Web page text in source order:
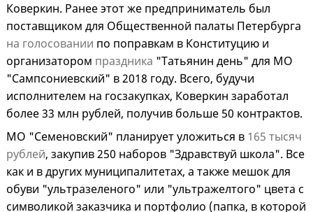
Коверкин. Ранее этот же предприниматель был
поставщиком для Общественной палаты Петербурга
на голосовании по поправкам в Конституцию и
организатором праздника "Татьянин день" для МО
"Сампсониевский" в 2018 году. Всего, будучи
исполнителем на госзакупках, Коверкин заработал
более 33 млн рублей, получив больше 50 контрактов.
МО "Семеновский" планирует уложиться в 165 тысяч
рублей, закупив 250 наборов "Здравствуй школа". Все
как и в других муниципалитетах, а также мешок для
обуви "ультразеленого" или "ультражелтого" цвета с
символикой заказчика и портфолио (папка, в которой